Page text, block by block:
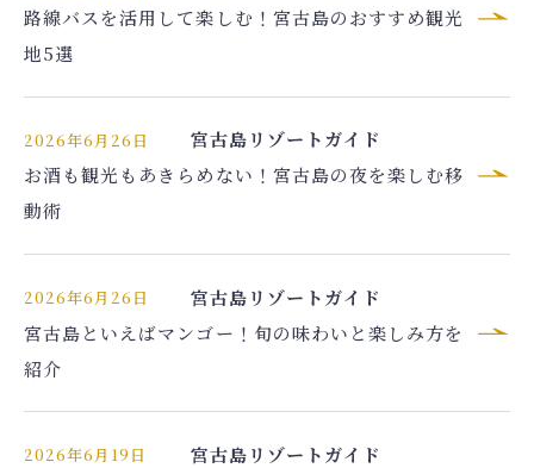
路線バスを活用して楽しむ！宮古島のおすすめ観光
地5選
2026年6月26日
宮古島リゾートガイド
お酒も観光もあきらめない！宮古島の夜を楽しむ移
動術
2026年6月26日
宮古島リゾートガイド
宮古島といえばマンゴー！旬の味わいと楽しみ方を
紹介
2026年6月19日
宮古島リゾートガイド